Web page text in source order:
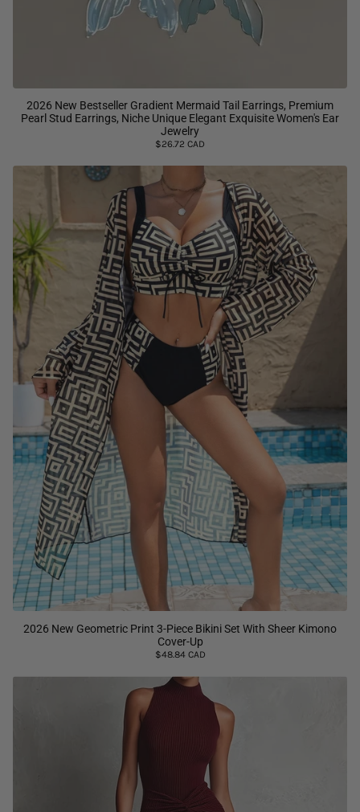
2026 New Bestseller Gradient Mermaid Tail Earrings, Premium
Pearl Stud Earrings, Niche Unique Elegant Exquisite Women's Ear
Jewelry
$26.72 CAD
2026 New Geometric Print 3-Piece Bikini Set With Sheer Kimono
Cover-Up
$48.84 CAD